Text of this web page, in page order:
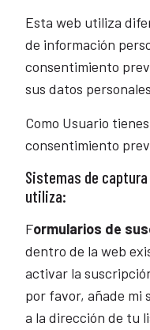
Esta web utiliza
de información
consentimiento
sus datos
Como Usuario
consentimiento
Sistemas de
utiliza:
Formularios de
dentro de la web
activar la
por favor, añade mi
a la dirección de tu